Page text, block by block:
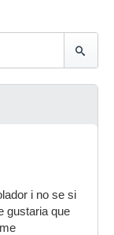
i no se si
gustaria que